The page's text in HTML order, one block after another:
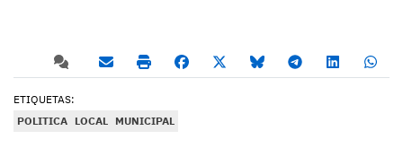
ETIQUETAS:
POLITICA LOCAL MUNICIPAL